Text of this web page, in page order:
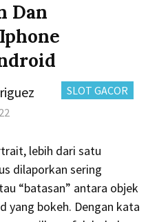
Dan
CATEGORIES:
SLOT GACOR
lebih dari satu
dilaporkan sering
“batasan” antara objek
yang bokeh. Dengan kata